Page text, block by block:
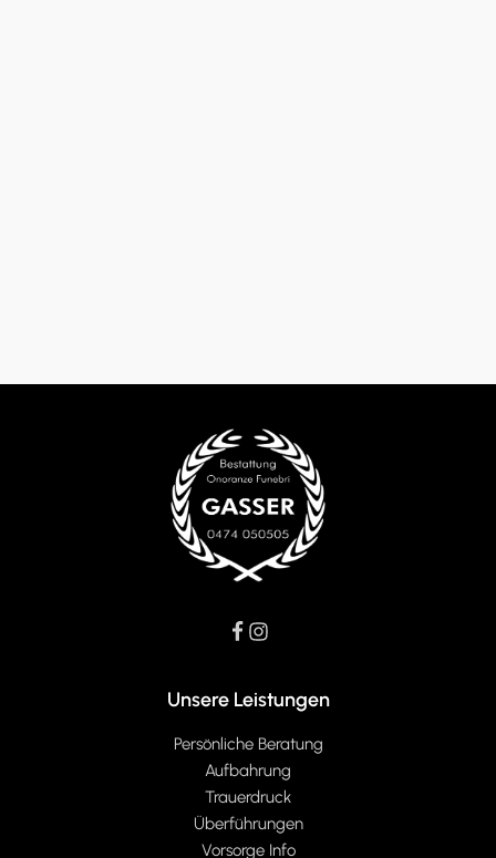
Unsere Leistungen
Persönliche Beratung
Aufbahrung
Trauerdruck
Überführungen
Vorsorge Info